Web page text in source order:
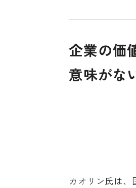
企業の価
意味がな
カオリン氏は